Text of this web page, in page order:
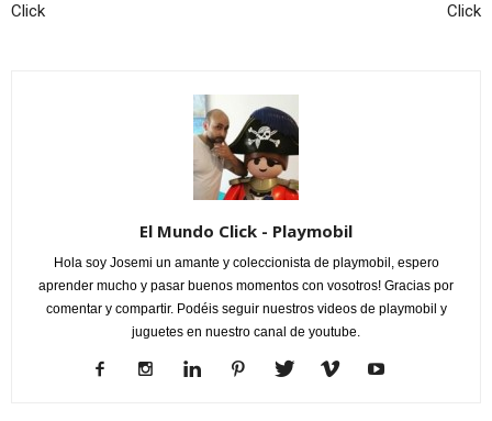
Click
Click
El Mundo Click - Playmobil
Hola soy Josemi un amante y coleccionista de playmobil, espero
aprender mucho y pasar buenos momentos con vosotros! Gracias por
comentar y compartir. Podéis seguir nuestros videos de playmobil y
juguetes en nuestro canal de youtube.